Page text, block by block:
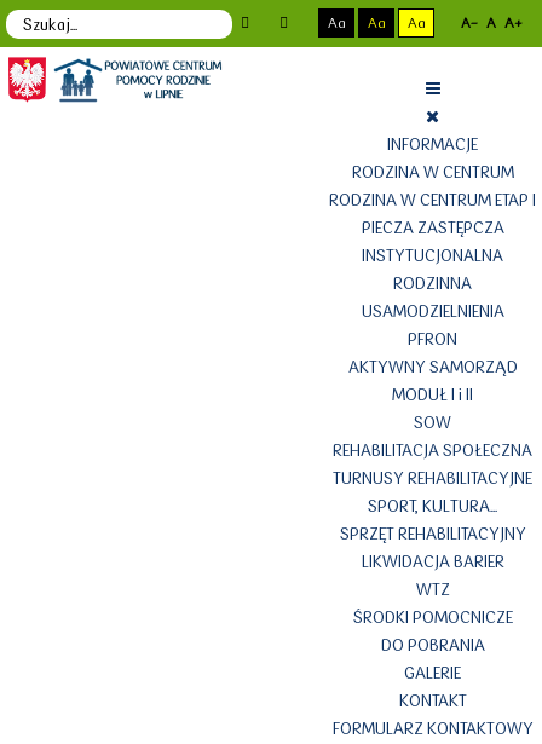
Aa Aa Aa A- A A+
INFORMACJE
RODZINA W CENTRUM
RODZINA W CENTRUM ETAP I
PIECZA ZASTĘPCZA
INSTYTUCJONALNA
RODZINNA
USAMODZIELNIENIA
PFRON
AKTYWNY SAMORZĄD
MODUŁ I i II
SOW
REHABILITACJA SPOŁECZNA
TURNUSY REHABILITACYJNE
SPORT, KULTURA...
SPRZĘT REHABILITACYJNY
LIKWIDACJA BARIER
WTZ
ŚRODKI POMOCNICZE
DO POBRANIA
GALERIE
KONTAKT
FORMULARZ KONTAKTOWY